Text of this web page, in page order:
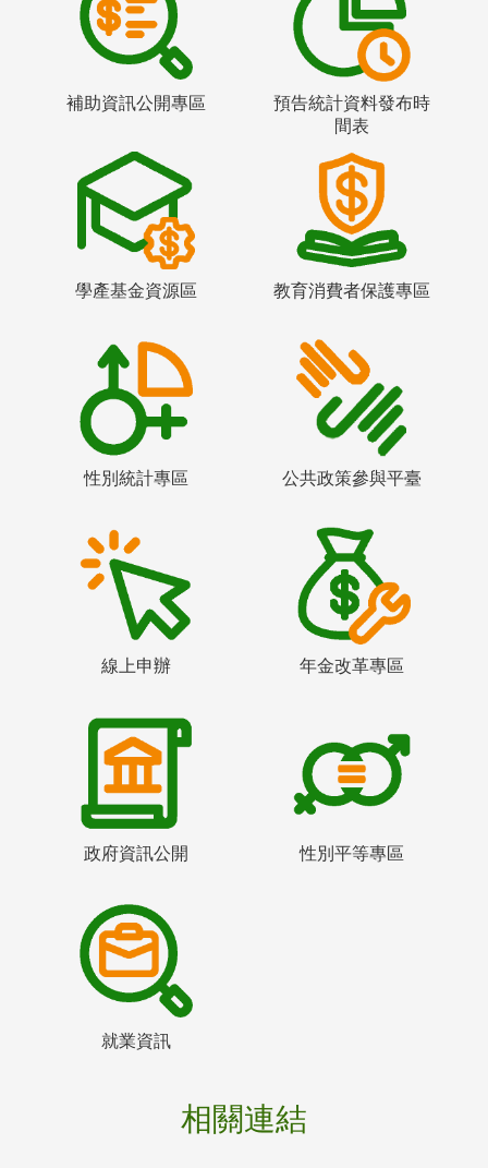
補助資訊公開專區
預告統計資料發布時
間表
學產基金資源區 教育消費者保護專區
性別統計專區 公共政策參與平臺
線上申辦 年金改革專區
政府資訊公開 性別平等專區
就業資訊
相關連結